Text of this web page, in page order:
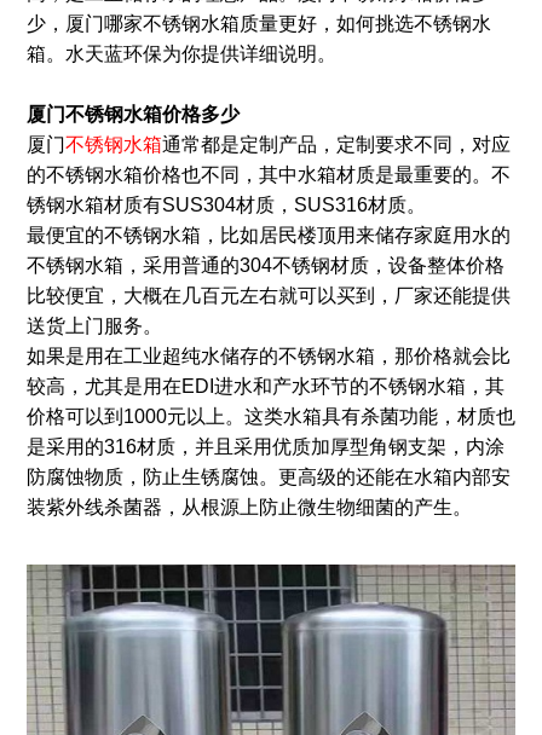
少，厦门哪家不锈钢水箱质量更好，如何挑选不锈钢水
箱。水天蓝环保为你提供详细说明。
厦门不锈钢水箱价格多少
厦门不锈钢水箱通常都是定制产品，定制要求不同，对应
的不锈钢水箱价格也不同，其中水箱材质是最重要的。不
锈钢水箱材质有SUS304材质，SUS316材质。
最便宜的不锈钢水箱，比如居民楼顶用来储存家庭用水的
不锈钢水箱，采用普通的304不锈钢材质，设备整体价格
比较便宜，大概在几百元左右就可以买到，厂家还能提供
送货上门服务。
如果是用在工业超纯水储存的不锈钢水箱，那价格就会比
较高，尤其是用在EDI进水和产水环节的不锈钢水箱，其
价格可以到1000元以上。这类水箱具有杀菌功能，材质也
是采用的316材质，并且采用优质加厚型角钢支架，内涂
防腐蚀物质，防止生锈腐蚀。更高级的还能在水箱内部安
装紫外线杀菌器，从根源上防止微生物细菌的产生。